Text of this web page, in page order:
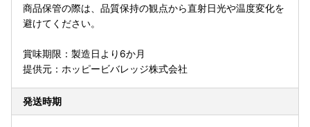
商品保管の際は、品質保持の観点から直射日光や温度変化を
避けてください。
賞味期限：製造日より6か月
提供元：ホッピービバレッジ株式会社
発送時期